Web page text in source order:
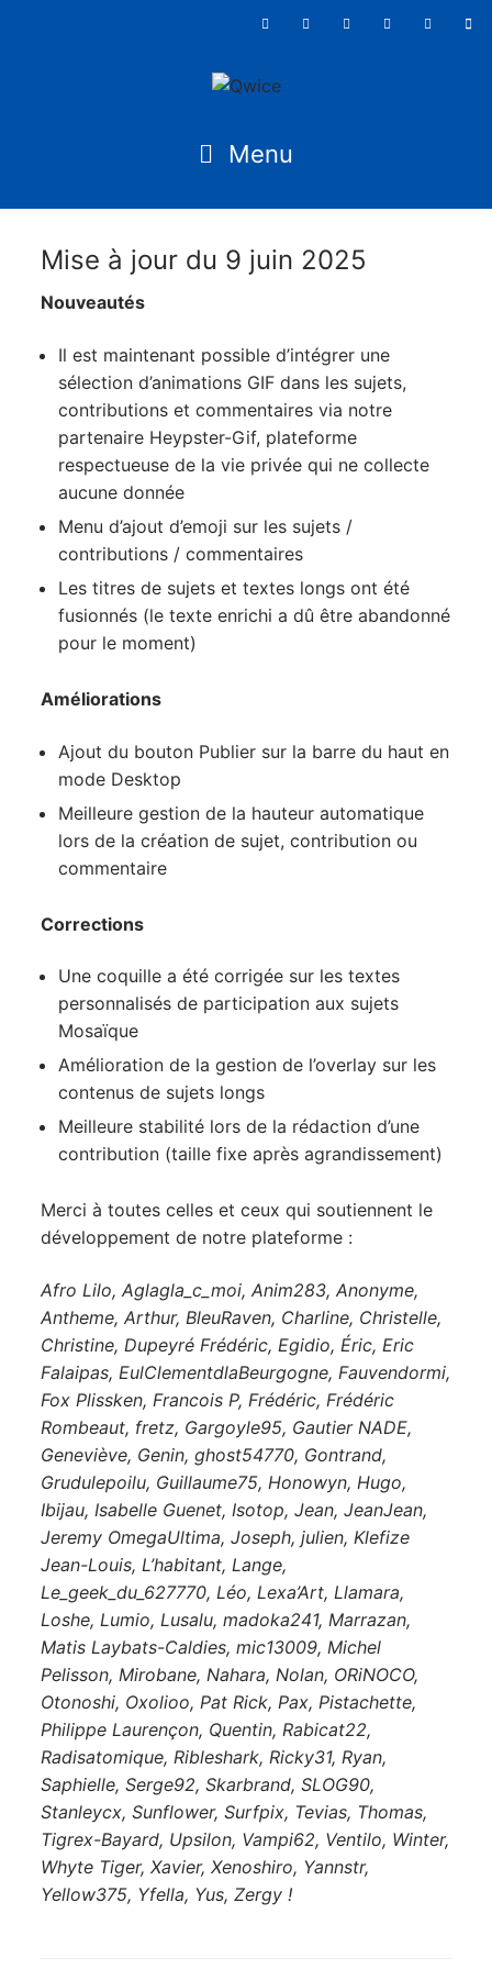
Mise à jour du 9 juin 2025
Nouveautés
Il est maintenant possible d’intégrer une
sélection d’animations GIF dans les sujets,
contributions et commentaires via notre
partenaire Heypster-Gif, plateforme
respectueuse de la vie privée qui ne collecte
aucune donnée
Menu d’ajout d’emoji sur les sujets /
contributions / commentaires
Les titres de sujets et textes longs ont été
fusionnés (le texte enrichi a dû être abandonné
pour le moment)
Améliorations
Ajout du bouton Publier sur la barre du haut en
mode Desktop
Meilleure gestion de la hauteur automatique
lors de la création de sujet, contribution ou
commentaire
Corrections
Une coquille a été corrigée sur les textes
personnalisés de participation aux sujets
Mosaïque
Amélioration de la gestion de l’overlay sur les
contenus de sujets longs
Meilleure stabilité lors de la rédaction d’une
contribution (taille fixe après agrandissement)
Merci à toutes celles et ceux qui soutiennent le
développement de notre plateforme :
Afro Lilo, Aglagla_c_moi, Anim283, Anonyme,
Antheme, Arthur, BleuRaven, Charline, Christelle,
Christine, Dupeyré Frédéric, Egidio, Éric, Eric
Falaipas, EulClementdlaBeurgogne, Fauvendormi,
Fox Plissken, Francois P, Frédéric, Frédéric
Rombeaut, fretz, Gargoyle95, Gautier NADE,
Geneviève, Genin, ghost54770, Gontrand,
Grudulepoilu, Guillaume75, Honowyn, Hugo,
Ibijau, Isabelle Guenet, Isotop, Jean, JeanJean,
Jeremy OmegaUltima, Joseph, julien, Klefize
Jean-Louis, L’habitant, Lange,
Le_geek_du_627770, Léo, Lexa’Art, Llamara,
Loshe, Lumio, Lusalu, madoka241, Marrazan,
Matis Laybats-Caldies, mic13009, Michel
Pelisson, Mirobane, Nahara, Nolan, ORiNOCO,
Otonoshi, Oxolioo, Pat Rick, Pax, Pistachette,
Philippe Laurençon, Quentin, Rabicat22,
Radisatomique, Ribleshark, Ricky31, Ryan,
Saphielle, Serge92, Skarbrand, SLOG90,
Stanleycx, Sunflower, Surfpix, Tevias, Thomas,
Tigrex-Bayard, Upsilon, Vampi62, Ventilo, Winter,
Whyte Tiger, Xavier, Xenoshiro, Yannstr,
Yellow375, Yfella, Yus, Zergy !